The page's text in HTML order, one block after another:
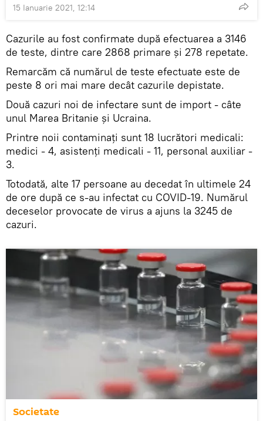
15 Ianuarie 2021, 12:14
Cazurile au fost confirmate după efectuarea a 3146
de teste, dintre care 2868 primare și 278 repetate.
Remarcăm că numărul de teste efectuate este de
peste 8 ori mai mare decât cazurile depistate.
Două cazuri noi de infectare sunt de import - câte
unul Marea Britanie și Ucraina.
Printre noii contaminați sunt 18 lucrători medicali:
medici - 4, asistenți medicali - 11, personal auxiliar -
3.
Totodată, alte 17 persoane au decedat în ultimele 24
de ore după ce s-au infectat cu COVID-19. Numărul
deceselor provocate de virus a ajuns la 3245 de
cazuri.
Societate